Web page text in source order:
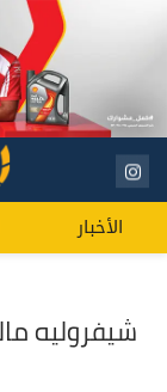
الأخبار